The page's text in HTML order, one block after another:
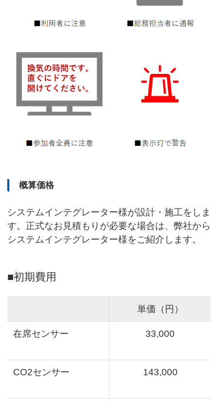
概算価格
システムインテグレーター様が設計・施工をしま
す。正式なお見積もりが必要な場合は、弊社から
システムインテグレーター様をご紹介します。
■初期費用
単価（円）
在席センサー 33,000
CO2センサー 143,000